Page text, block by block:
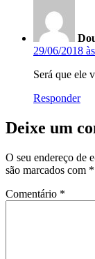
29/06/2018
Será que ele
Responder
Deixe um
O seu endereço de
são marcados com *
Comentário *